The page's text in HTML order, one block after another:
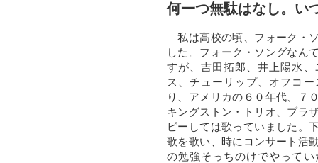
何一つ無駄はなし。い
私は高校の頃、フォーク・
した。フォーク・ソングなん
すが、吉田拓郎、井上陽水
ス、チューリップ、オフコ
り、アメリカの６０年代、７
キングストン・トリオ、ブラ
ピーしては歌っていました。
歌を歌い、時にコンサート活
の勉強そっちのけでやって